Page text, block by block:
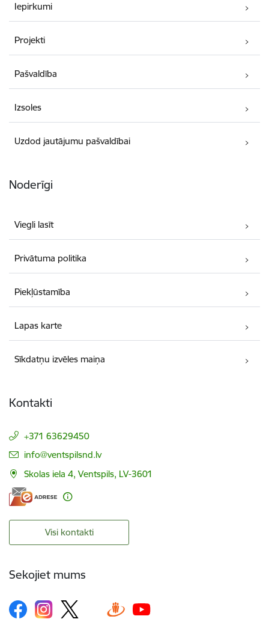
Iepirkumi
Projekti
Pašvaldība
Izsoles
Uzdod jautājumu pašvaldībai
Noderīgi
Viegli lasīt
Privātuma politika
Piekļūstamība
Lapas karte
Sīkdatņu izvēles maiņa
Kontakti
+371 63629450
E-pasts:
info@ventspilsnd.lv
Skolas iela 4, Ventspils, LV-3601
Visi kontakti
Sekojiet mums